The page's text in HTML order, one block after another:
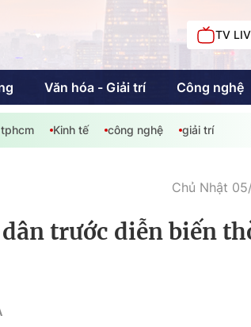
TV
Văn hóa - Giải trí Công nghệ
Giáo dục Kinh tế
Kinh tế công nghệ giải trí
Chủ Nhật
trước diễn biến